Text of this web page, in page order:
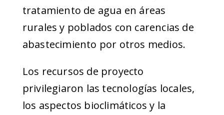
tratamiento de agua en áreas
rurales y poblados con carencias de
abastecimiento por otros medios.
Los recursos de proyecto
privilegiaron las tecnologías locales,
los aspectos bioclimáticos y la